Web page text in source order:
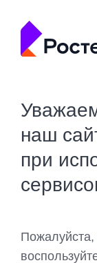
наш
при